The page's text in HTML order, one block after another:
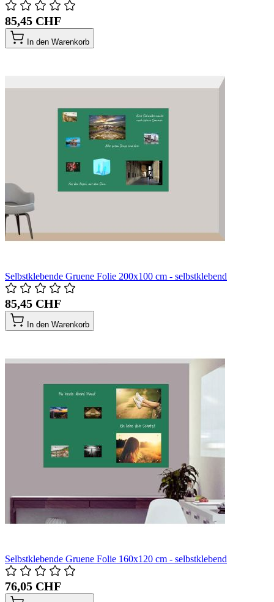
85,45 CHF
In den Warenkorb
Selbstklebende Gruene Folie 200x100 cm - selbstklebend
85,45 CHF
In den Warenkorb
Selbstklebende Gruene Folie 160x120 cm - selbstklebend
76,05 CHF